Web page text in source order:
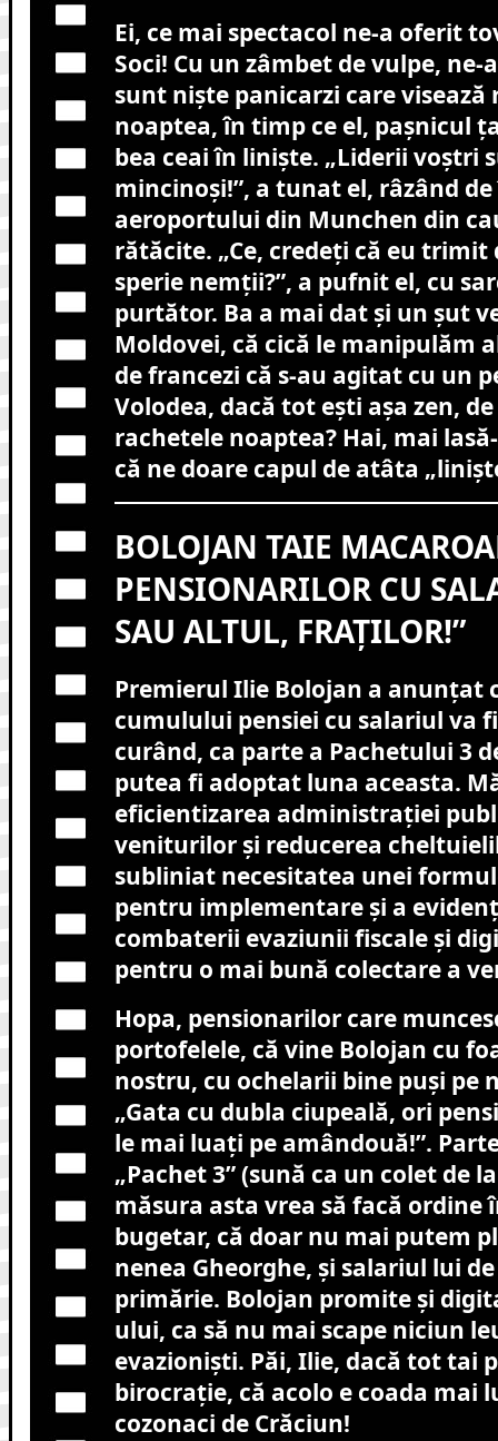
Ei, ce mai spectacol ne-a oferit
Soci! Cu un zâmbet de vulpe, ne-
sunt niște panicarzi care visează
noaptea, în timp ce el, pașnicul
bea ceai în liniște. „Liderii voștri
mincinoși!”, a tunat el, râzând
aeroportului din Munchen din
rătăcite. „Ce, credeți că eu trimit
sperie nemții?”, a pufnit el, cu
purtător. Ba a mai dat și un șut
Moldovei, că cică le manipulăm
de francezi că s-au agitat cu un
Volodea, dacă tot ești așa zen,
rachetele noaptea? Hai, mai
că ne doare capul de atâta
BOLOJAN TAIE
PENSIONARILOR CU
SAU ALTUL, FRAȚILOR!”
Premierul Ilie Bolojan a anunțat
cumulului pensiei cu salariul va
curând, ca parte a Pachetului 3
putea fi adoptat luna aceasta.
eficientizarea administrației
veniturilor și reducerea
subliniat necesitatea unei
pentru implementare și a
combaterii evaziunii fiscale și
pentru o mai bună colectare a
Hopa, pensionarilor care
portofelele, că vine Bolojan cu
nostru, cu ochelarii bine puși pe
„Gata cu dubla ciupeală, ori
le mai luați pe amândouă!”.
„Pachet 3” (sună ca un colet de
măsura asta vrea să facă ordine
bugetar, că doar nu mai putem
nenea Gheorghe, și salariul lui
primărie. Bolojan promite și
ului, ca să nu mai scape niciun
evazioniști. Păi, Ilie, dacă tot tai
birocrație, că acolo e coada mai
cozonaci de Crăciun!